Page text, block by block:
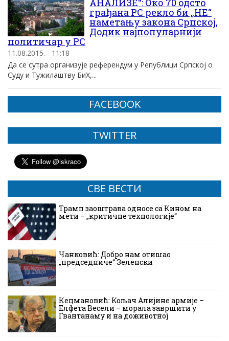
АНАЛИЗЕ“: Око 70 одсто
грађана РС рекло би „НЕ“
наметању закона Српској,
Додик најпопуларнији
политичар у РС
11.08.2015. - 11:18
Да се сутра организује референдум у Републици Српској о
Суду и Тужилаштву БиХ,...
FACEBOOK
TWITTER
СВЕ ВЕСТИ
Трамп заоштрава односе са Кином на
мети – „критичне технологије“
Чанковић: Добро нам отишао
„председниче“ Зеленски
Кецмановић: Кољач Алијине армије –
Елфета Весели – морала завршити у
Гвантанаму и на доживотној